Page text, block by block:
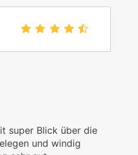
super Blick über die
und windig